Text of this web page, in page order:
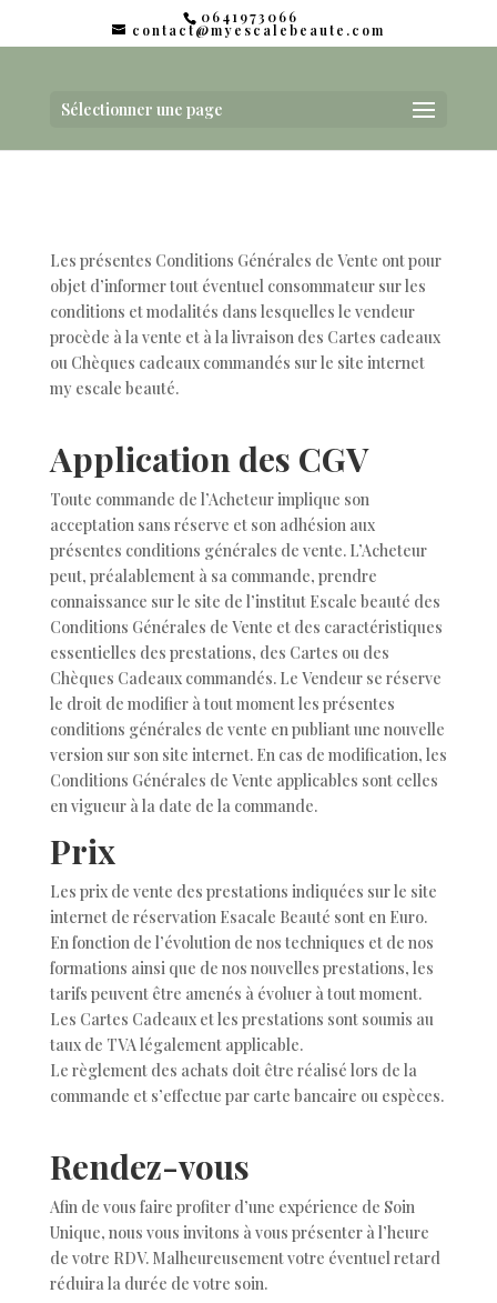
0641973066
contact@myescalebeaute.com
Sélectionner une page
Les présentes Conditions Générales de Vente ont pour
objet d’informer tout éventuel consommateur sur les
conditions et modalités dans lesquelles le vendeur
procède à la vente et à la livraison des Cartes cadeaux
ou Chèques cadeaux commandés sur le site internet
my escale beauté.
Application des CGV
Toute commande de l’Acheteur implique son
acceptation sans réserve et son adhésion aux
présentes conditions générales de vente. L’Acheteur
peut, préalablement à sa commande, prendre
connaissance sur le site de l’institut Escale beauté des
Conditions Générales de Vente et des caractéristiques
essentielles des prestations, des Cartes ou des
Chèques Cadeaux commandés. Le Vendeur se réserve
le droit de modifier à tout moment les présentes
conditions générales de vente en publiant une nouvelle
version sur son site internet. En cas de modification, les
Conditions Générales de Vente applicables sont celles
en vigueur à la date de la commande.
Prix
Les prix de vente des prestations indiquées sur le site
internet de réservation Esacale Beauté sont en Euro.
En fonction de l’évolution de nos techniques et de nos
formations ainsi que de nos nouvelles prestations, les
tarifs peuvent être amenés à évoluer à tout moment.
Les Cartes Cadeaux et les prestations sont soumis au
taux de TVA légalement applicable.
Le règlement des achats doit être réalisé lors de la
commande et s’effectue par carte bancaire ou espèces.
Rendez-vous
Afin de vous faire profiter d’une expérience de Soin
Unique, nous vous invitons à vous présenter à l’heure
de votre RDV. Malheureusement votre éventuel retard
réduira la durée de votre soin.